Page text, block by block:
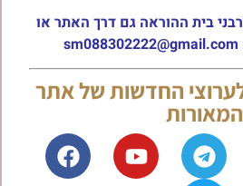
בית ההוראה גם דרך האתר או
החדשות של אתר
המאורות